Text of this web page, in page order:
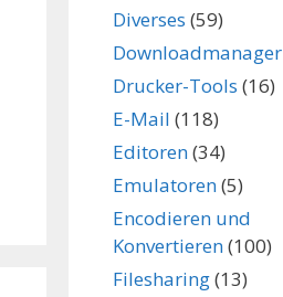
Diverses (59)
Downloadmanager
Drucker-Tools (16)
E-Mail (118)
Editoren(34)
Emulatoren(5)
Encodieren und
Konvertieren(100)
Filesharing(13)